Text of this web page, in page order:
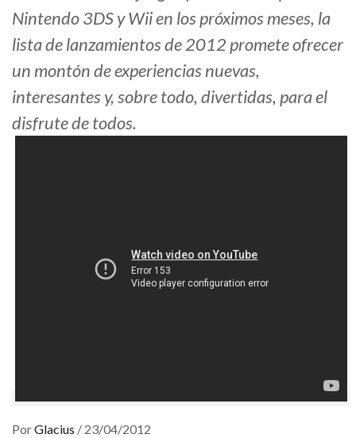
Nintendo 3DS y Wii en los próximos meses, la
lista de lanzamientos de 2012 promete ofrecer
un montón de experiencias nuevas,
interesantes y, sobre todo, divertidas, para el
disfrute de todos.
PorGlacius / 23/04/2012